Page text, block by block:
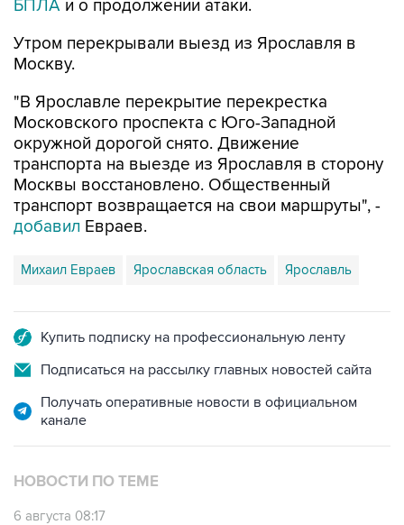
БПЛА и о продолжении атаки.
Утром перекрывали выезд из Ярославля в
Москву.
"В Ярославле перекрытие перекрестка
Московского проспекта с Юго-Западной
окружной дорогой снято. Движение
транспорта на выезде из Ярославля в сторону
Москвы восстановлено. Общественный
транспорт возвращается на свои маршруты", -
добавил Евраев.
Михаил Евраев Ярославская область Ярославль
Купить подписку на профессиональную ленту
Подписаться на рассылку главных новостей сайта
Получать оперативные новости в официальном
канале
НОВОСТИ ПО ТЕМЕ
6 августа 08:17